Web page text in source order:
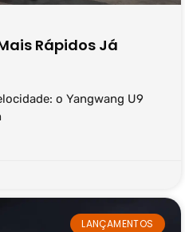
Rápidos Já
o Yangwang U9
LANÇAMENTOS